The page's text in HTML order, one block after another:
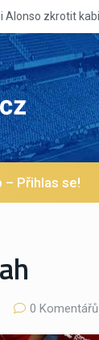
– Přihlas se!
0 Komentářů